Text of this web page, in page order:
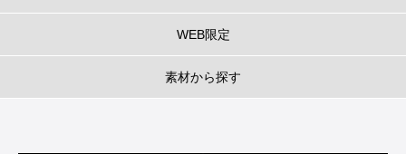
WEB限定
素材から探す